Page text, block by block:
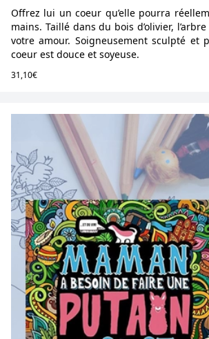
Offrez lui un coeur qu’elle pourra
mains. Taillé dans du bois d’olivier,
votre amour. Soigneusement sculpté et
coeur est douce et soyeuse.
31,10€